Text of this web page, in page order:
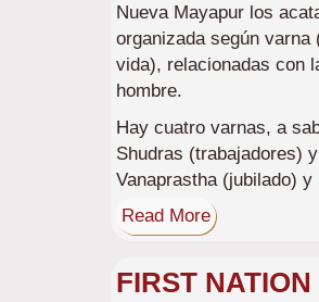
Nueva Mayapur los
organizada según
vida), relacionadas con
hombre.
Hay cuatro varnas, a
Shudras (trabajadores)
Vanaprastha (jubilado)
Read More
FIRST